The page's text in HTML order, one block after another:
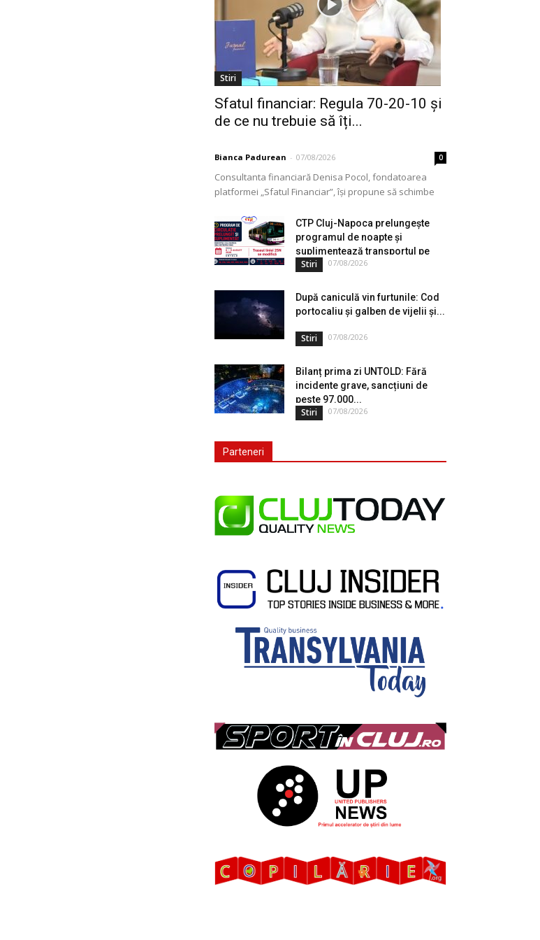
Stiri
Sfatul financiar: Regula 70-20-10 și
de ce nu trebuie să îți...
Bianca Padurean - 07/08/2026 0
Consultanta financiară Denisa Pocol, fondatoarea
platformei „Sfatul Financiar”, își propune să schimbe
experiență de peste...CTP Cluj-Napoca prelungește
programul de noapte și
suplimentează transportul pe
durata...
Stiri 07/08/2026
După caniculă vin furtunile: Cod
portocaliu și galben de vijelii și...
Stiri 07/08/2026
Bilanț prima zi UNTOLD: Fără
incidente grave, sancțiuni de
peste 97.000...
Stiri 07/08/2026
Parteneri